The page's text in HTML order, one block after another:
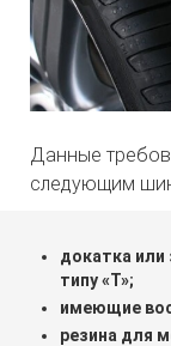
Данные
следующим
докатка
типу «Т»;
имеющие
резина для